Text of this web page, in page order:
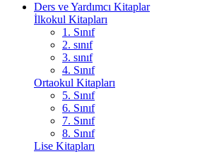
Ders ve Yardımcı Kitaplar
İlkokul Kitapları
1. Sınıf
2. sınıf
3. sınıf
4. Sınıf
Ortaokul Kitapları
5. Sınıf
6. Sınıf
7. Sınıf
8. Sınıf
Lise Kitapları